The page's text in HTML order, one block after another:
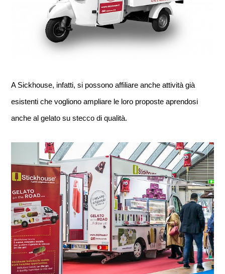
A Sickhouse, infatti, si possono affiliare anche attività già
esistenti che vogliono ampliare le loro proposte aprendosi
anche al gelato su stecco di qualità.